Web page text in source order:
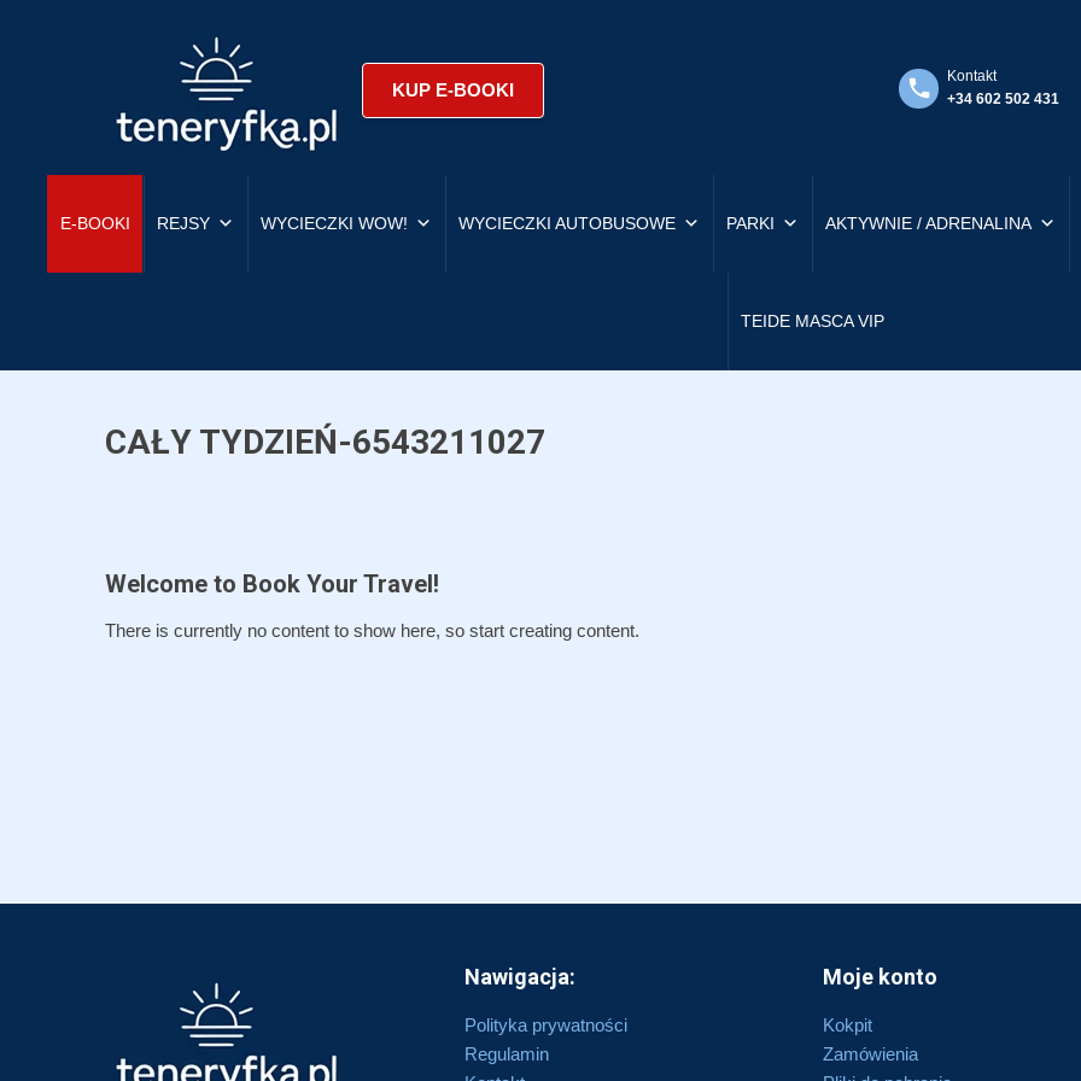
KUP E-BOOKI
Kontakt
+34 602 502 431
E-BOOKI REJSY WYCIECZKI WOW! WYCIECZKI AUTOBUSOWE PARKI AKTYWNIE / ADRENALINA
TEIDE MASCA VIP
CAŁY TYDZIEŃ-6543211027
Welcome to Book Your Travel!
There is currently no content to show here, so start creating content.
Nawigacja:
Polityka prywatności
Regulamin
Moje konto
Kokpit
Zamówienia